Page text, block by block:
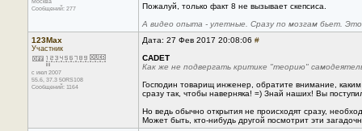
Сообщений: 277
Пожалуй, только факт 8 не вызывает скепсиса.
А видео опыта - улетные. Сразу по мозгам бьет.
123Max
Участник
с июл 2007
55.6, 37.3 50RS108
Сообщений: 1164
Дата: 27 Фев 2017 20:08:06 #
CADET
Как же не подвергать критике "теорию"
Господин товарищ инженер, обратите внимание,
сразу так, чтобы наверняка! =) Знай наших! Вы
Но ведь обычно открытия не происходят сразу,
Может быть, кто-нибудь другой посмотрит эти